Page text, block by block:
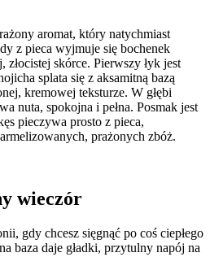
aromat, który natychmiast
z pieca wyjmuje się bochenek
złocistej skórce. Pierwszy łyk jest
splata się z aksamitną bazą
kremowej teksturze. W głębi
nuta, spokojna i pełna. Posmak jest
pieczywa prosto z pieca,
prażonych zbóż.
wieczór
gdy chcesz sięgnąć po coś ciepłego
baza daje gładki, przytulny napój na